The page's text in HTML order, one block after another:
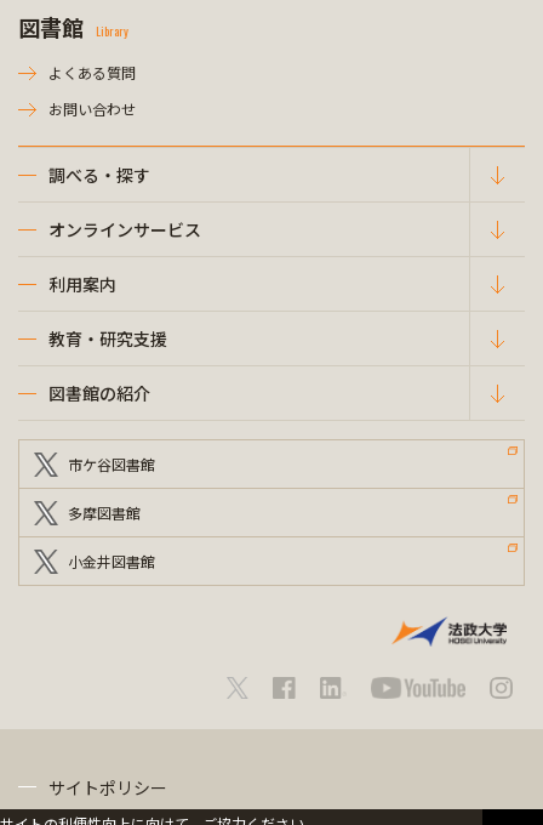
図書館 Library
よくある質問
お問い合わせ
調べる・探す
オンラインサービス
利用案内
教育・研究支援
図書館の紹介
市ケ谷図書館
多摩図書館
小金井図書館
サイトポリシー